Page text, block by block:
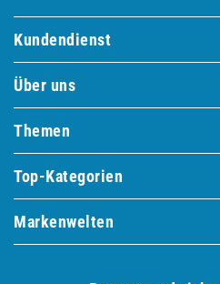
Kundendienst
Über uns
Themen
Top-Kategorien
Markenwelten